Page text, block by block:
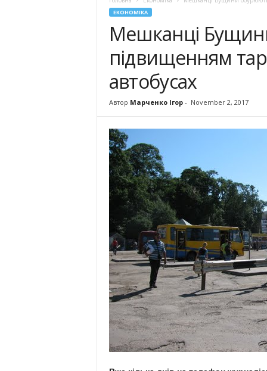
ЕКОНОМІКА
Мешканці
підвищенням
автобусах
Автор Марченко Ігор- November 2, 2017